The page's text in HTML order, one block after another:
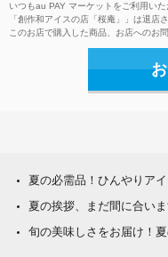
いつもau PAY マーケットをご利用い
「創作和アイスの店「桜庵」」は退店
このお店で購入した商品、お店へのお
夏の必需品！ひんやりア
夏の挨拶、まだ間に合いま
旬の美味しさをお届け！